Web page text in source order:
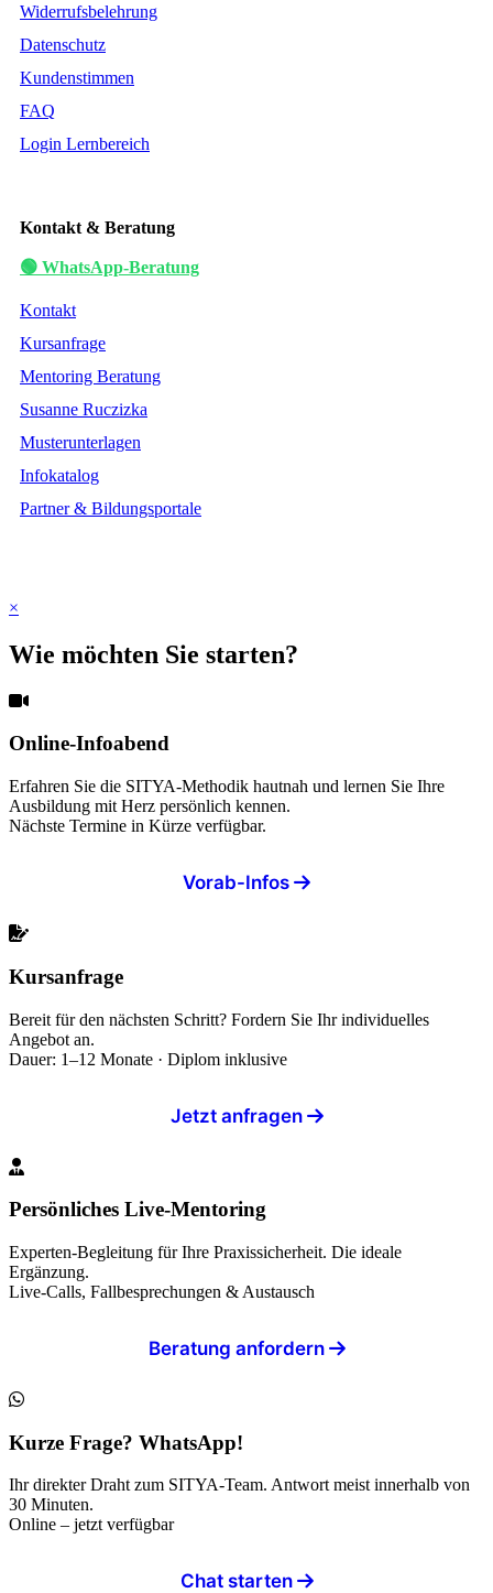
Widerrufsbelehrung
Datenschutz
Kundenstimmen
FAQ
Login Lernbereich
Kontakt & Beratung
🟢 WhatsApp-Beratung
Kontakt
Kursanfrage
Mentoring Beratung
Susanne Ruczizka
Musterunterlagen
Infokatalog
Partner & Bildungsportale
×
Wie möchten Sie starten?
Online-Infoabend
Erfahren Sie die SITYA-Methodik hautnah und lernen Sie Ihre
Ausbildung mit Herz persönlich kennen.
Nächste Termine in Kürze verfügbar.
Vorab-Infos
Kursanfrage
Bereit für den nächsten Schritt? Fordern Sie Ihr individuelles
Angebot an.
Dauer: 1–12 Monate · Diplom inklusive
Jetzt anfragen
Persönliches Live-Mentoring
Experten-Begleitung für Ihre Praxissicherheit. Die ideale
Ergänzung.
Live-Calls, Fallbesprechungen & Austausch
Beratung anfordern
Kurze Frage? WhatsApp!
Ihr direkter Draht zum SITYA-Team. Antwort meist innerhalb von
30 Minuten.
Online – jetzt verfügbar
Chat starten